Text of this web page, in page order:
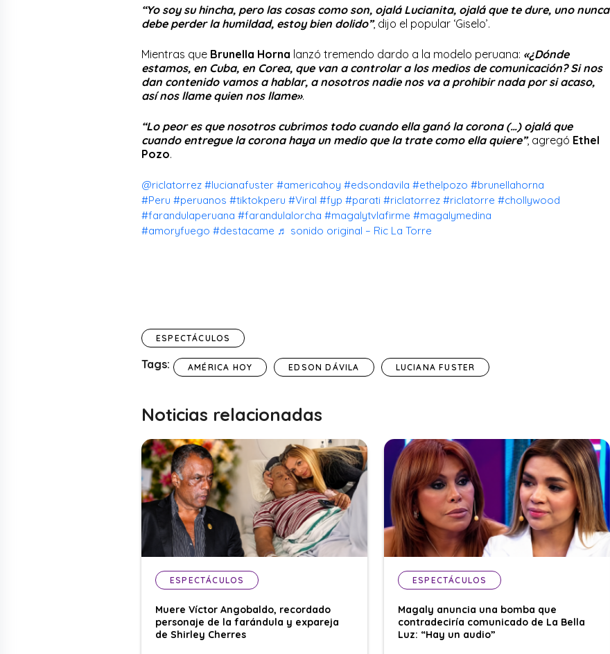
“Yo soy su hincha, pero las cosas como son, ojalá Lucianita, ojalá que te dure, uno nunca
debe perder la humildad, estoy bien dolido”, dijo el popular ‘Giselo’.
Mientras que Brunella Horna lanzó tremendo dardo a la modelo peruana: «¿Dónde
estamos, en Cuba, en Corea, que van a controlar a los medios de comunicación? Si nos
dan contenido vamos a hablar, a nosotros nadie nos va a prohibir nada por si acaso,
así nos llame quien nos llame».
“Lo peor es que nosotros cubrimos todo cuando ella ganó la corona (…) ojalá que
cuando entregue la corona haya un medio que la trate como ella quiere”, agregó Ethel
Pozo.
@riclatorrez #lucianafuster #americahoy #edsondavila #ethelpozo #brunellahorna
#Peru #peruanos #tiktokperu #Viral #fyp #parati #riclatorrez #riclatorre #chollywood
#farandulaperuana #farandulalorcha #magalytvlafirme #magalymedina
#amoryfuego #destacame ♬ sonido original – Ric La Torre
ESPECTÁCULOS
Tags: AMÉRICA HOY EDSON DÁVILA LUCIANA FUSTER
Noticias relacionadas
ESPECTÁCULOS
Muere Víctor Angobaldo, recordado
personaje de la farándula y expareja
de Shirley Cherres
ESPECTÁCULOS
Magaly anuncia una bomba que
contradeciría comunicado de La Bella
Luz: “Hay un audio”